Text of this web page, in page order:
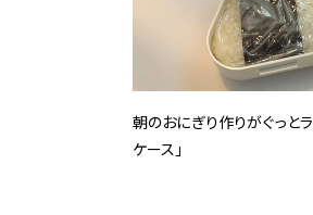
朝のおにぎり作りがぐっと
ケース」